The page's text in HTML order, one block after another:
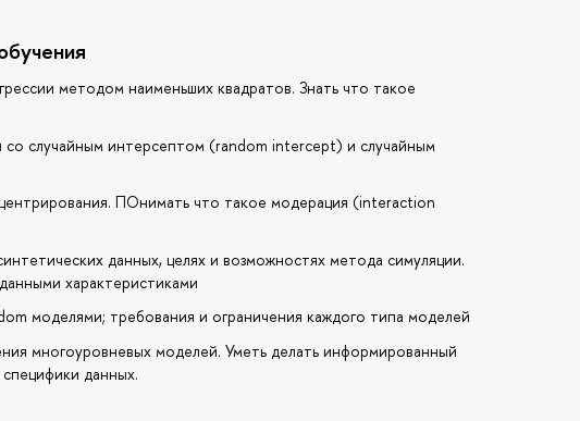
методом наименьших квадратов. Знать что такое
случайным интерсептом (random intercept) и случайным
ПОнимать что такое модерация (interaction
данных, целях и возможностях метода симуляции.
характеристиками
моделями; требования и ограничения каждого типа моделей
многоуровневых моделей. Уметь делать информированный
данных.